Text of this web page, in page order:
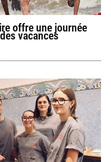
offre une journée
vacances